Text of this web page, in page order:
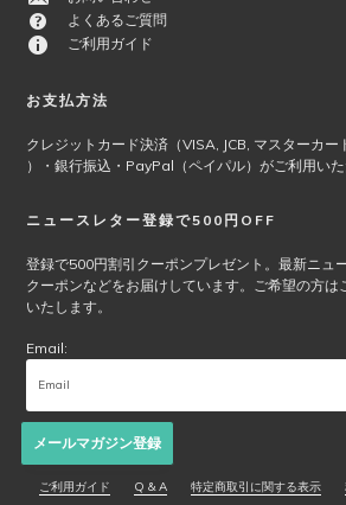
よくあるご質問
ご利用ガイド
お支払方法
クレジットカード決済（VISA, JCB, マスターカ
）・銀行振込・PayPal（ペイパル）がご利用いた
ニュースレター登録で500円OFF
登録で500円割引クーポンプレゼント。最新ニュ
クーポンなどをお届けしています。ご希望の方は
いたします。
Email:
メールマガジン登録
ご利用ガイド Q & A 特定商取引に関する表示